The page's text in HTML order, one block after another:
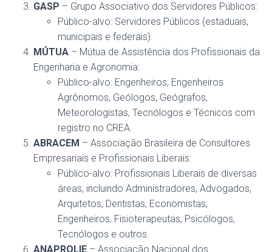
GASP – Grupo Associativo dos Servidores Públicos:
Público-alvo: Servidores Públicos (estaduais,
municipais e federais)​.
MÚTUA – Mútua de Assistência dos Profissionais da
Engenharia e Agronomia:
Público-alvo: Engenheiros, Engenheiros
Agrônomos, Geólogos, Geógrafos,
Meteorologistas, Tecnólogos e Técnicos com
registro no CREA​.
ABRACEM – Associação Brasileira de Consultores
Empresariais e Profissionais Liberais:
Público-alvo: Profissionais Liberais de diversas
áreas, incluindo Administradores, Advogados,
Arquitetos, Dentistas, Economistas,
Engenheiros, Fisioterapeutas, Psicólogos,
Tecnólogos e outros​.
ANAPROLIE – Associação Nacional dos